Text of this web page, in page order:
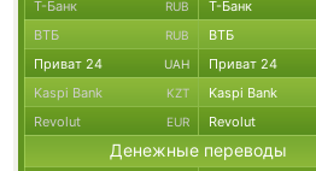
Т-Банк RUB Т-Банк
ВТБ RUB ВТБ
Приват 24 UAH Приват 24
Kaspi Bank KZT Kaspi Bank
Revolut EUR Revolut
Денежные переводы